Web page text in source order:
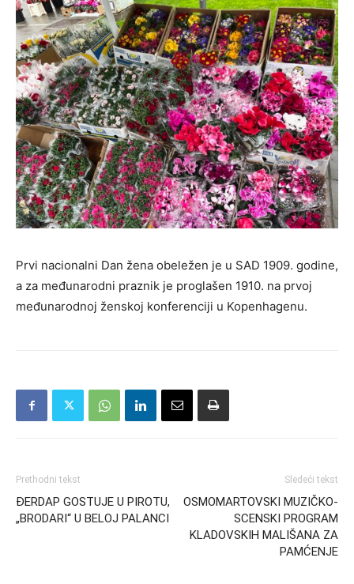
Prvi nacionalni Dan žena obeležen je u SAD 1909. godine,
a za međunarodni praznik je proglašen 1910. na prvoj
međunarodnoj ženskoj konferenciji u Kopenhagenu.
Prethodni tekst
ĐERDAP GOSTUJE U PIROTU,
„BRODARI“ U BELOJ PALANCI
Sledeći tekst
OSMOMARTOVSKI MUZIČKO-
SCENSKI PROGRAM
KLADOVSKIH MALIŠANA ZA
PAMĆENJE